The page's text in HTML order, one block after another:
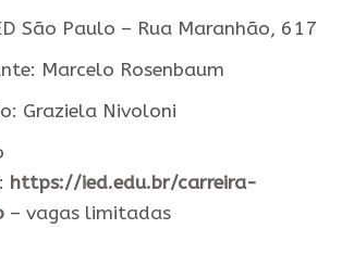
São Paulo – Rua Maranhão, 617
Marcelo Rosenbaum
Graziela Nivoloni
https://ied.edu.br/carreira-
– vagas limitadas